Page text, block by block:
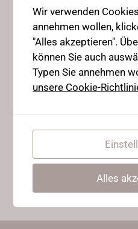
The Power of
7. Mai 2020 •
Wie du mentale
Wir verwenden
annehmen wollen,
"Alles akzeptieren".
können Sie auch
Typen Sie annehmen
unsere Cookie-
Alles